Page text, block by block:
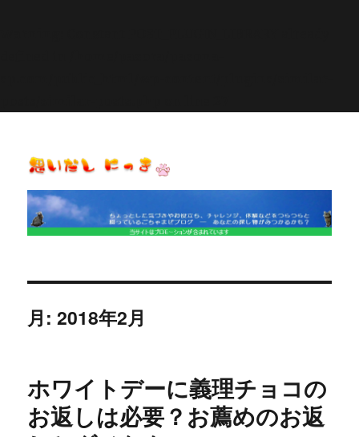
思いだし にっき
月:2018年2月
ホワイトデーに義理チョコの
お返しは必要？お薦めのお返